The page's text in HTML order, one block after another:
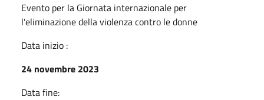
Evento per la Giornata internazionale per
l'eliminazione della violenza contro le donne
Data inizio :
24 novembre 2023
Data fine: